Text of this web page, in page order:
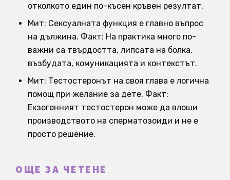
отколкото един по-късен кръвен резултат.
Мит: Сексуалната функция е главно въпрос
на дължина. Факт: На практика много по-
важни са твърдостта, липсата на болка,
възбудата, комуникацията и контекстът.
Мит: Тестостеронът на своя глава е логична
помощ при желание за дете. Факт:
Екзогенният тестостерон може да влоши
производството на сперматозоиди и не е
просто решение.
ОЩЕ ЗА ЧЕТЕНЕ